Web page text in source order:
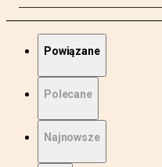
Powiązane
Polecane
Najnowsze